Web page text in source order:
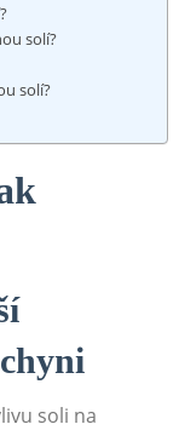
solí?
solí?
soli na